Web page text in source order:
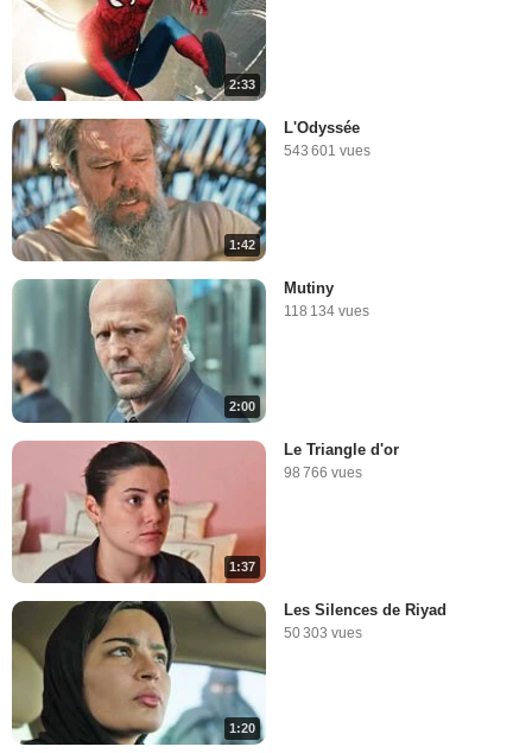
2:33
1:42
L'Odyssée
543 601 vues
2:00
Mutiny
118 134 vues
1:37
Le Triangle d'or
98 766 vues
1:20
Les Silences de Riyad
50 303 vues